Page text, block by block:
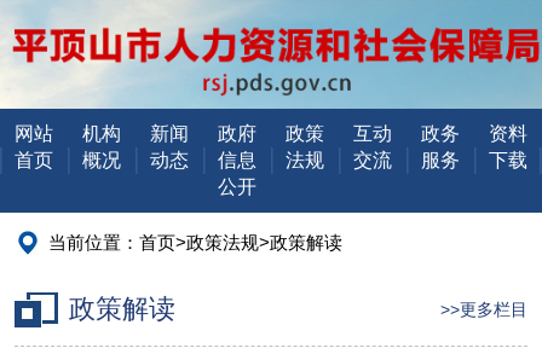
网站
首页
机构
概况
新闻
动态
政府
信息
公开
政策
法规
互动
交流
政务
服务
资料
下载
当前位置： 首页>政策法规>政策解读
政策解读 >>更多栏目